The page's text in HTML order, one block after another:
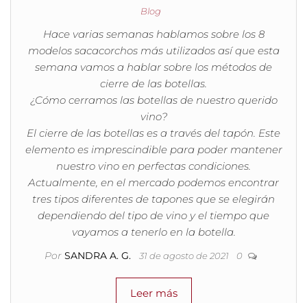
Blog
Hace varias semanas hablamos sobre los 8
modelos sacacorchos más utilizados así que esta
semana vamos a hablar sobre los métodos de
cierre de las botellas.
¿Cómo cerramos las botellas de nuestro querido
vino?
El cierre de las botellas es a través del tapón. Este
elemento es imprescindible para poder mantener
nuestro vino en perfectas condiciones.
Actualmente, en el mercado podemos encontrar
tres tipos diferentes de tapones que se elegirán
dependiendo del tipo de vino y el tiempo que
vayamos a tenerlo en la botella.
Por SANDRA A. G. 31 de agosto de 2021 0
Leer más